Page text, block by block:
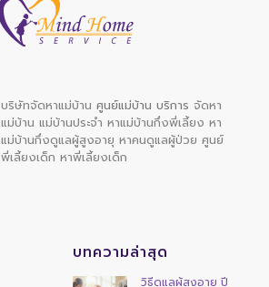
บริษัทจัดหาแม่บ้าน ศูนย์แม่บ้าน บริการ จัดหา
แม่บ้าน แม่บ้านประจำ หาแม่บ้านกึ่งพี่เลี้ยงหา
แม่บ้านกึ่งดูแลผู้สูงอายุ หาคนดูแลผู้ป่วยศูนย์
พี่เลี้ยงเด็ก หาพี่เลี้ยงเด็ก
บทความล่าสุด
วิธีดูแลผู้สูงอายุ ปี